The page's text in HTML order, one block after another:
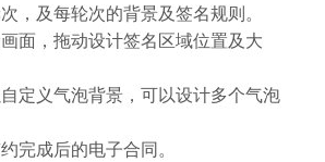
，及每轮次的背景及签名规则。
面，拖动设计签名区域位置及大
定义气泡背景，可以设计多个气泡
完成后的电子合同。